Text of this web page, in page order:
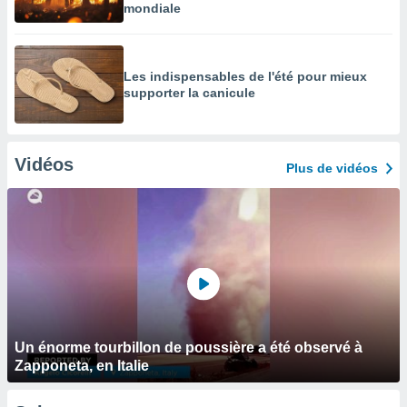
mondiale
Les indispensables de l'été pour mieux
supporter la canicule
Vidéos Plus de vidéos
Un énorme tourbillon de poussière a été observé à
Zapponeta, en Italie